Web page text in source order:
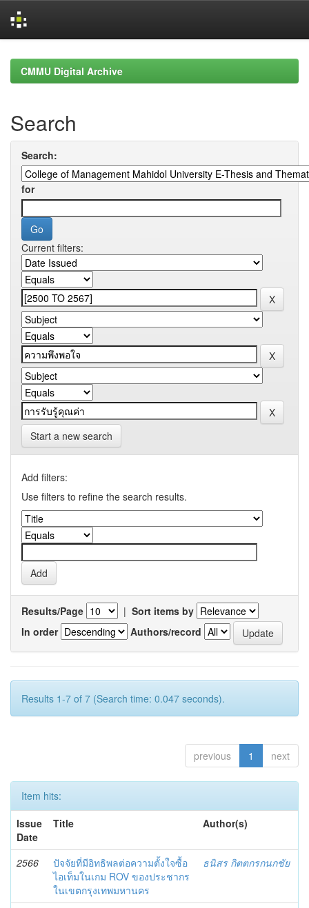
navigationCMMU Digital Archive
Search
Search:
for
Current filters:
Start a new search
Add filters:
Use filters to refine the search results.
Results/Page | Sort items by
In order
Authors/record
Results 1-7 of 7 (Search time: 0.047 seconds).
previous 1 next
Item hits:
Issue
Date
Title Author(s)
2566
ปัจจัยที่มีอิทธิพลต่อความตั้งใจซื้อ
ไอเท็มในเกม ROV ของประชากร
ในเขตกรุงเทพมหานคร
ธนิสร กิตตกรกนกชัย